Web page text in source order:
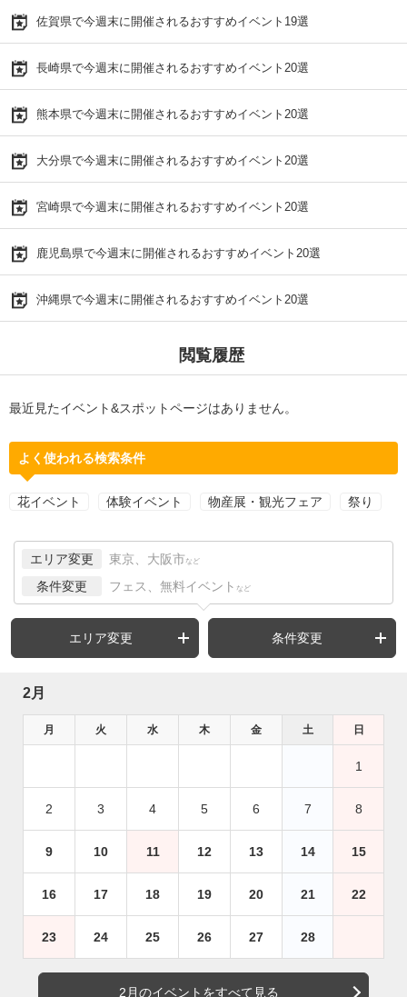
佐賀県で今週末に開催されるおすすめイベント19選
長崎県で今週末に開催されるおすすめイベント20選
熊本県で今週末に開催されるおすすめイベント20選
大分県で今週末に開催されるおすすめイベント20選
宮崎県で今週末に開催されるおすすめイベント20選
鹿児島県で今週末に開催されるおすすめイベント20選
沖縄県で今週末に開催されるおすすめイベント20選
閲覧履歴
最近見たイベント&スポットページはありません。
よく使われる検索条件
花イベント 体験イベント 物産展・観光フェア 祭り
エリア変更 東京、大阪市 など
条件変更 フェス、無料イベント など
エリア変更 条件変更
2月
月 火 水 木 金 土 日
1
2 3 4 5 6 7 8
9 10 11 12 13 14 15
16 17 18 19 20 21 22
23 24 25 26 27 28
2月のイベントをすべて見る